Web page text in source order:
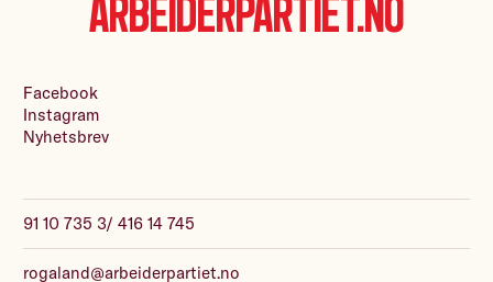
Arbeiderpartiet.no
91 10 735 3/ 416 14 745
rogaland@arbeiderpartiet.no
Facebook
Instagram
Nyhetsbrev